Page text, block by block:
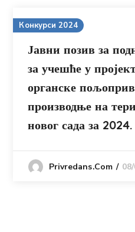
Конкурси 2024
Јавни позив за
за учешће у
органске
производње на
новог сада за 2024.
Privredans.com